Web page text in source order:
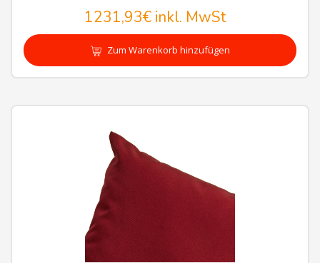
1231,93€ inkl. MwSt
Zum Warenkorb hinzufügen